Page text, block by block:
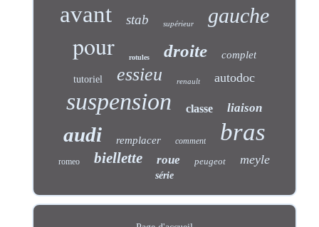
avant stab supérieur gauche
pour rotules droite complet
tutoriel essieu renault autodoc
suspension classe liaison
audi remplacer comment bras
romeo biellette roue peugeot meyle
série